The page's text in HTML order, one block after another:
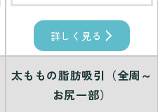
詳しく見る
太ももの脂肪吸引（全周～
お尻一部）